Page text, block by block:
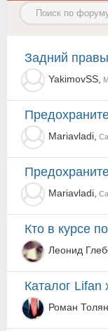
Задний
YakimovSS,
Mariavladi,
Mariavladi,
Кто в курсе по
Леонид
Каталог Lifan
Роман